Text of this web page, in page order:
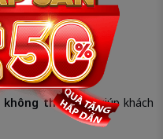
không thay phí, giúp khách